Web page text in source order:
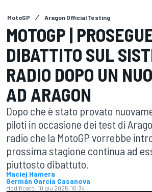
MotoGP Aragon Official Testing
MOTOGP |
DIBATTITO SUL
RADIO DOPO UN
AD ARAGON
Dopo che è stato provato
piloti in occasione dei test di
radio che la MotoGP vorrebbe
prossima stagione continua ad
piuttosto dibattuto.
Maciej Hamera
Germán Garcia Casanova
Modificato: 10 giu 2025, 10:34